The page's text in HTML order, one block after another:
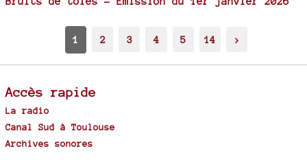
1 2 3 4 5 14 >
Accès rapide
La radio
Canal Sud à Toulouse
Archives sonores